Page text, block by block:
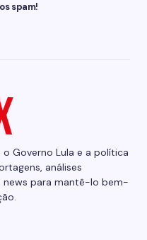
spam!
Governo Lula e a política
análises
news para mantê-lo bem-